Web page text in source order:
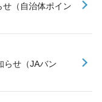
（自治体ポイン
らせ（JAバン